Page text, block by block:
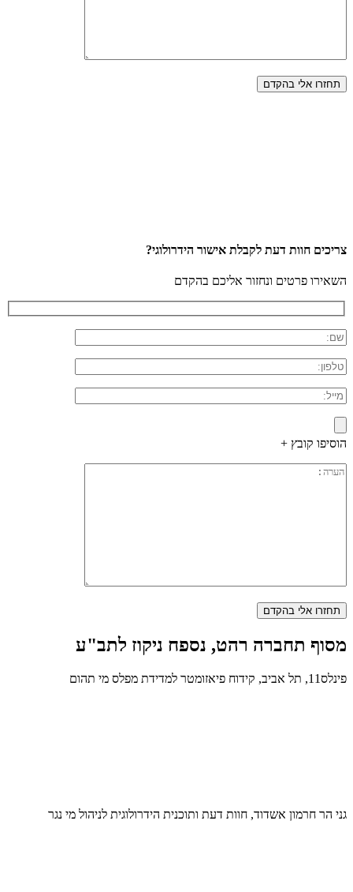
צריכים חוות דעת לקבלת אישור הידרולוגי?
השאירו פרטים ונחזור אליכם בהקדם
הוסיפו קובץ +
מסוף תחברה רהט, נספח ניקוז לתב"ע
פינלס11, תל אביב, קידוח פיאזומטר למדידת מפלס מי תהום
גני הר חרמון אשדוד, חוות דעת ותוכנית הידרולוגית לניהול מי נגר